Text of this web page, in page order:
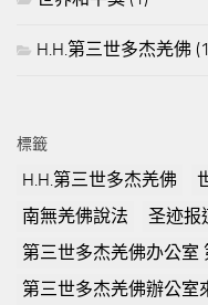
H.H.第三世多杰羌佛
標籤
H.H.第三世多杰羌佛
南無羌佛說法
圣迹报
第三世多杰羌佛办公室
第三世多杰羌佛辦公室